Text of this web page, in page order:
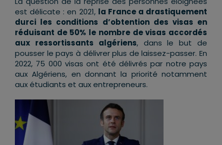
est délicate : en 2021, la France a drastiquement
durci les conditions d’obtention des visas en
réduisant de 50% le nombre de visas accordés
aux ressortissants algériens, dans le but de
pousser le pays à délivrer plus de laissez-passer. En
2022, 75 000 visas ont été délivrés par notre pays
aux Algériens, en donnant la priorité notamment
aux étudiants et aux entrepreneurs.